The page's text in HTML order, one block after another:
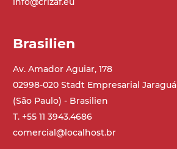
Brasilien
Av. Amador Aguiar, 178
02998-020 Stadt Empresarial Jaraguá
(São Paulo) - Brasilien
T. +55 11 3943.4686
comercial@localhost.br